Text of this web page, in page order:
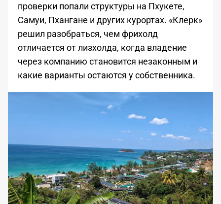
проверки попали структуры на Пхукете,
Самуи, Пхангане и других курортах. «Клерк»
решил разобраться, чем фрихолд
отличается от лизхолда, когда владение
через компанию становится незаконным и
какие варианты остаются у собственника.